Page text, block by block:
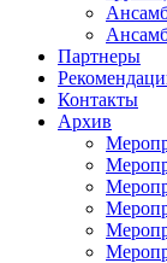
Партнеры
Контакты
Архив